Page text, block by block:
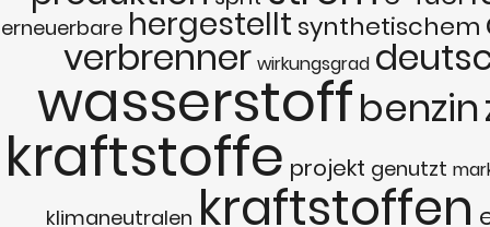
erneuerbare hergestellt synthetischem
verbrenner wirkungsgrad
wasserstoffbenzin
kraftstoffe projekt genutzt
klimaneutralen kraftstoffen